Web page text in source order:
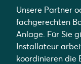
Unsere Partner
fachgerechten
Anlage. Für Sie
Installateur
koordinieren die